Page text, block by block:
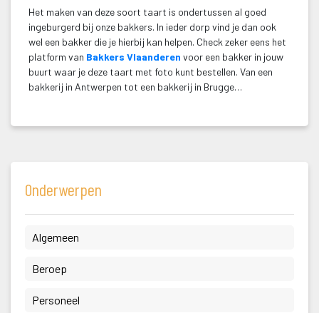
Het maken van deze soort taart is ondertussen al goed
ingeburgerd bij onze bakkers. In ieder dorp vind je dan ook
wel een bakker die je hierbij kan helpen. Check zeker eens het
platform van Bakkers Vlaanderen voor een bakker in jouw
buurt waar je deze taart met foto kunt bestellen. Van een
bakkerij in Antwerpen tot een bakkerij in Brugge…
Onderwerpen
Algemeen
Beroep
Personeel